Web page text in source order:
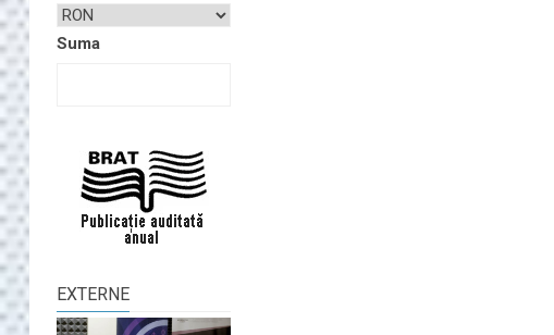
Suma
EXTERNE